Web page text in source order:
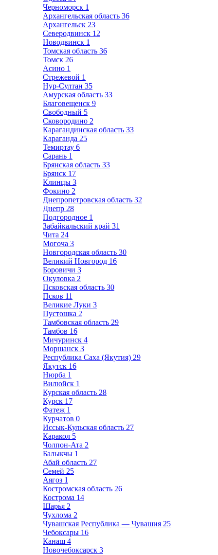
Черноморск 1
Архангельская область 36
Архангельск 23
Северодвинск 12
Новодвинск 1
Томская область 36
Томск 26
Асино 1
Стрежевой 1
Нур-Султан 35
Амурская область 33
Благовещенск 9
Свободный 5
Сковородино 2
Карагандинская область 33
Караганда 25
Темиртау 6
Сарань 1
Брянская область 33
Брянск 17
Клинцы 3
Фокино 2
Днепропетровская область 32
Днепр 28
Подгородное 1
Забайкальский край 31
Чита 24
Могоча 3
Новгородская область 30
Великий Новгород 16
Боровичи 3
Окуловка 2
Псковская область 30
Псков 11
Великие Луки 3
Пустошка 2
Тамбовская область 29
Тамбов 16
Мичуринск 4
Моршанск 3
Республика Саха (Якутия) 29
Якутск 16
Нюрба 1
Вилюйск 1
Курская область 28
Курск 17
Фатеж 1
Курчатов 0
Иссык-Кульская область 27
Каракол 5
Чолпон-Ата 2
Балыкчы 1
Абай область 27
Семей 25
Аягоз 1
Костромская область 26
Кострома 14
Шарья 2
Чухлома 2
Чувашская Республика — Чувашия 25
Чебоксары 16
Канаш 4
Новочебоксарск 3